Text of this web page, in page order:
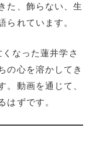
た、飾らない、生
られています。
くなった蓮井学さ
の心を溶かしてき
。動画を通じて、
はずです。